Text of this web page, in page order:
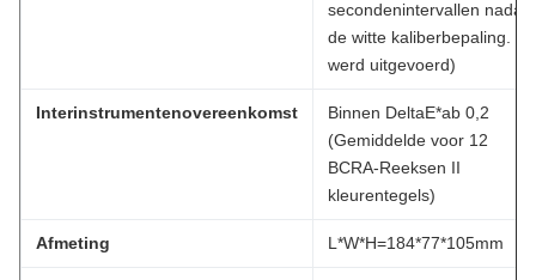
secondenintervallen nadat
de witte kaliberbepaling.
werd uitgevoerd)
Interinstrumentenovereenkomst
Binnen DeltaE*ab 0,2
(Gemiddelde voor 12
BCRA-Reeksen II
kleurentegels)
Afmeting L*W*H=184*77*105mm